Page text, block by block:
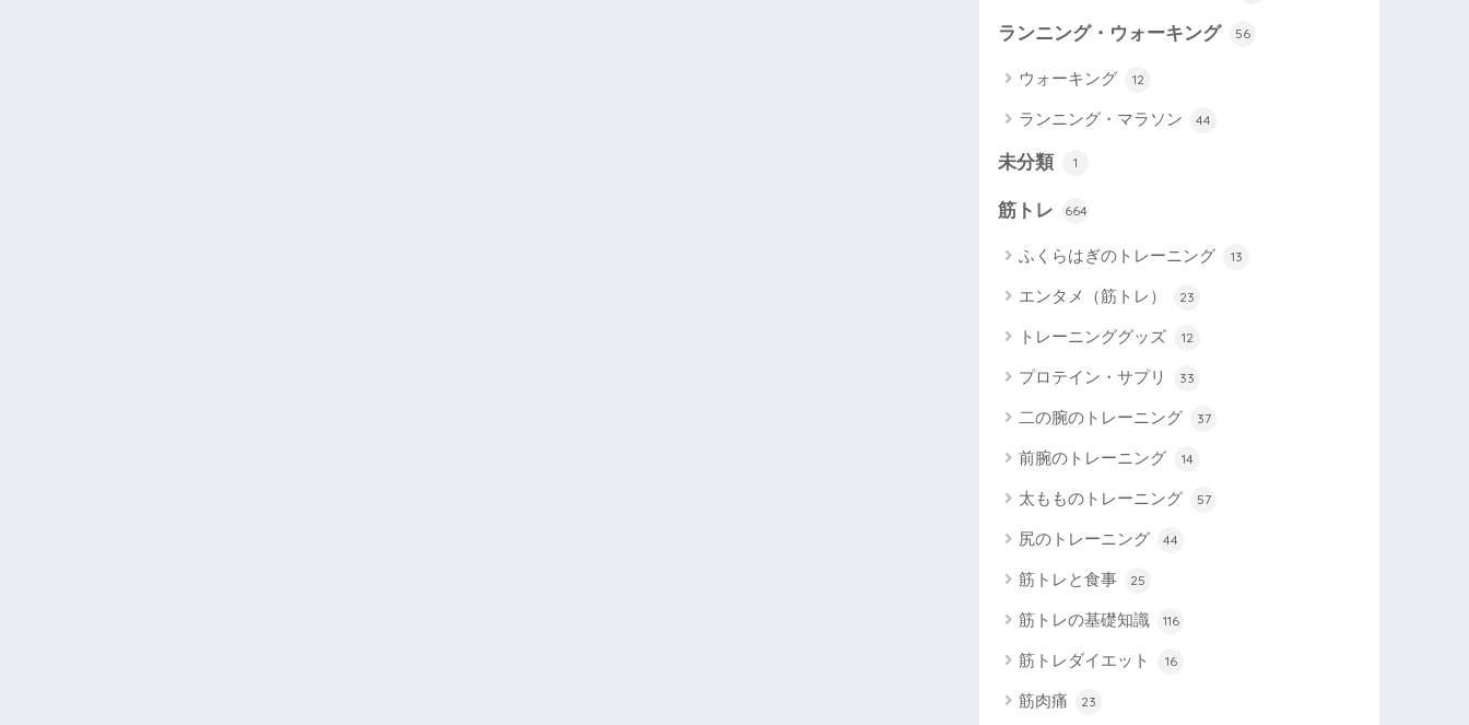
ランニング・ウォーキング 56
ウォーキング 12
ランニング・マラソン 44
未分類 1
筋トレ 664
ふくらはぎのトレーニング 13
エンタメ（筋トレ） 23
トレーニンググッズ 12
プロテイン・サプリ 33
二の腕のトレーニング 37
前腕のトレーニング 14
太もものトレーニング 57
尻のトレーニング 44
筋トレと食事 25
筋トレの基礎知識 116
筋トレダイエット 16
筋肉痛 23